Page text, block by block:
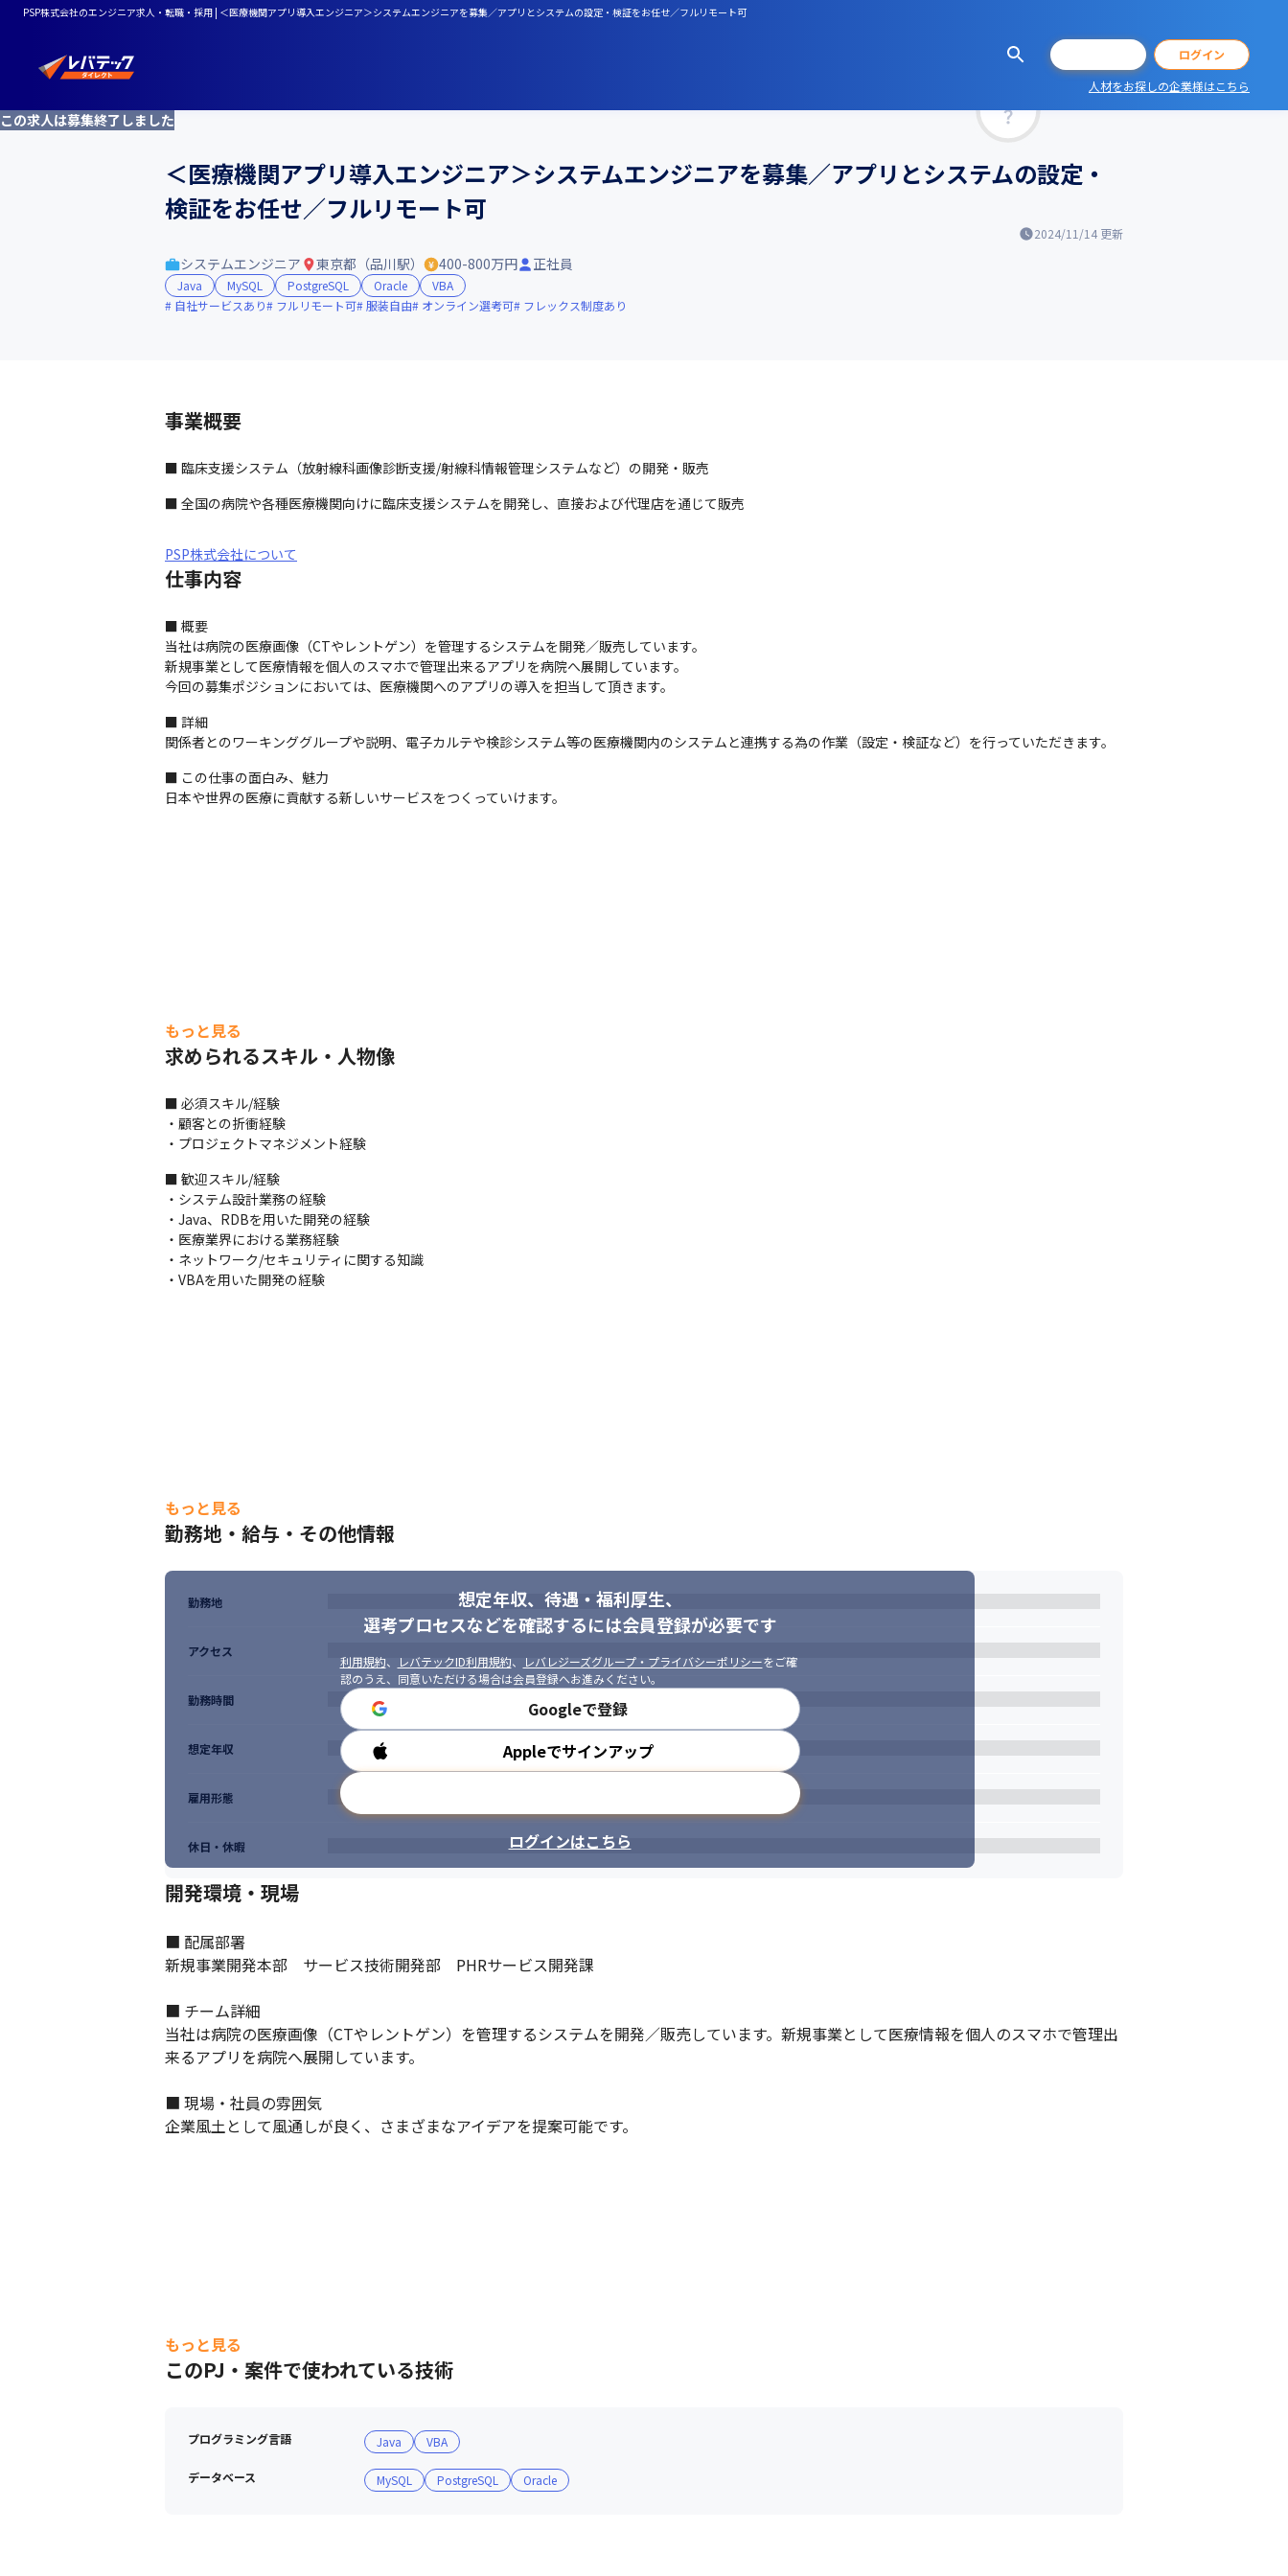
PSP株式会社のエンジニア求人・転職・採用 | ＜医療機関アプリ導入エンジニア＞システムエンジニアを募集／アプリとシステムの設定・検証をお任せ／フルリモート可
ログイン
人材をお探しの企業様はこちら
この求人は募集終了しました
＜医療機関アプリ導入エンジニア＞システムエンジニアを募集／アプリとシステムの設定・
検証をお任せ／フルリモート可
2024/11/14 更新
システムエンジニア 東京都（品川駅） 400-800万円 正社員
Java MySQL PostgreSQL Oracle
VBA
自社サービスあり
フルリモート可 服装自由 オンライン選考可 フレックス制度あり
事業概要
■ 臨床支援システム（放射線科画像診断支援/射線科情報管理システムなど）の開発・販売
■ 全国の病院や各種医療機関向けに臨床支援システムを開発し、直接および代理店を通じて販売
PSP株式会社について
仕事内容
■ 概要
当社は病院の医療画像（CTやレントゲン）を管理するシステムを開発／販売しています。
新規事業として医療情報を個人のスマホで管理出来るアプリを病院へ展開しています。
今回の募集ポジションにおいては、医療機関へのアプリの導入を担当して頂きます。
■ 詳細
関係者とのワーキンググループや説明、電子カルテや検診システム等の医療機関内のシステムと連携する為の作業（設定・検証など）を行っていただきます。
■ この仕事の面白み、魅力
日本や世界の医療に貢献する新しいサービスをつくっていけます。
もっと見る
求められるスキル・人物像
■ 必須スキル/経験
・顧客との折衝経験
・プロジェクトマネジメント経験
■ 歓迎スキル/経験
・システム設計業務の経験
・Java、RDBを用いた開発の経験
・医療業界における業務経験
・ネットワーク/セキュリティに関する知識
・VBAを用いた開発の経験
もっと見る
勤務地・給与・その他情報
想定年収、待遇・福利厚生、
選考プロセスなどを確認するには会員登録が必要です
利用規約、 レバテックID利用規約、 レバレジーズグループ・プライバシーポリシーをご確
認のうえ、同意いただける場合は会員登録へお進みください。
Googleで登録
Appleでサインアップ
ログインはこちら
勤務地
アクセス
勤務時間
想定年収
雇用形態
休日・休暇
開発環境・現場
■ 配属部署
新規事業開発本部　サービス技術開発部　PHRサービス開発課
■ チーム詳細
当社は病院の医療画像（CTやレントゲン）を管理するシステムを開発／販売しています。新規事業として医療情報を個人のスマホで管理出
来るアプリを病院へ展開しています。
■ 現場・社員の雰囲気
企業風土として風通しが良く、さまざまなアイデアを提案可能です。
もっと見る
このPJ・案件で使われている技術
プログラミング言語 Java VBA
データベース MySQL PostgreSQL Oracle